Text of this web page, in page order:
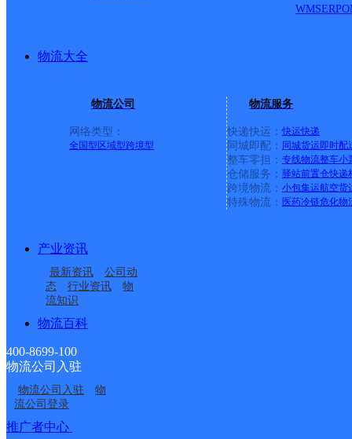
WMSERP
物流大全
物流公司
网络类型：
全国型 区域型跨境型
物流服务
快递快运： 快运快递
同城即配： 同城货运即时配
整车零担： 专线物流整车小
仓储服务： 驿站前置仓快递
跨境物流： 小包集运航空货
特殊物流： 医药冷链危化物
产业资讯
最新资讯
公司动
态
行业资讯
物
流知识
物流百科
400-8699-100
物流公司入驻
物流公司入驻
物
流公司登录
推广者中心
邢台任县邢家湾镇网点
UH河北任县
决方案
接口API